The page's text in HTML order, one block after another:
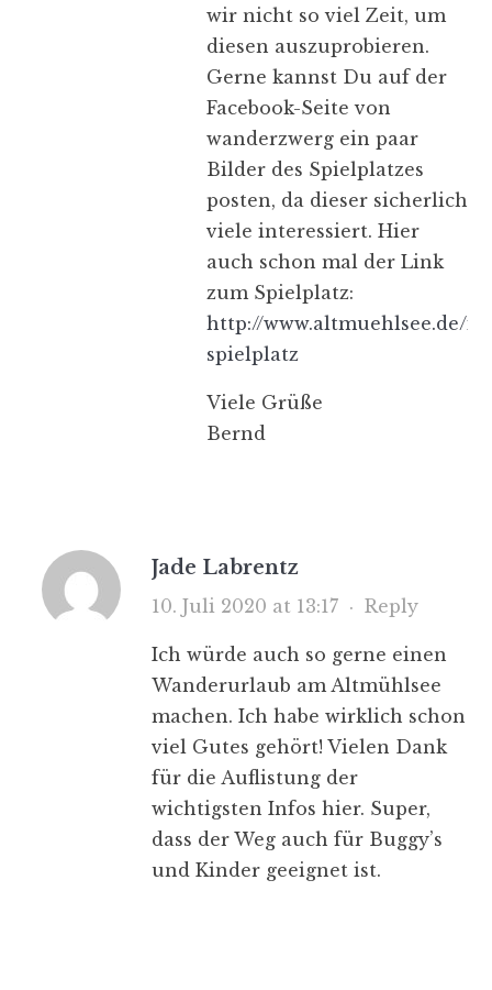
wir nicht so viel Zeit, um
diesen auszuprobieren.
Gerne kannst Du auf der
Facebook-Seite von
wanderzwerg ein paar
Bilder des Spielplatzes
posten, da dieser sicherlich
viele interessiert. Hier
auch schon mal der Link
zum Spielplatz:
http://www.altmuehlsee.de/
spielplatz
Viele Grüße
Bernd
Jade Labrentz
10. Juli 2020 at 13:17· Reply
Ich würde auch so gerne einen
Wanderurlaub am Altmühlsee
machen. Ich habe wirklich schon
viel Gutes gehört! Vielen Dank
für die Auflistung der
wichtigsten Infos hier. Super,
dass der Weg auch für Buggy’s
und Kinder geeignet ist.